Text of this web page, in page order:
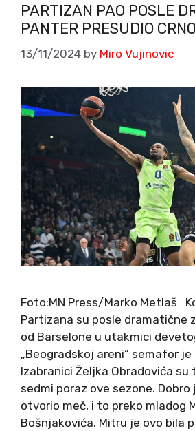
PARTIZAN PAO POSLE
PANTER PRESUDIO
13/11/2024 by Miro Vujinovic
Foto:MN Press/Marko Metlaš
Partizana su posle dramatične
od Barselone u utakmici
„Beogradskoj areni“ semafor je
Izabranici Željka Obradovića su
sedmi poraz ove sezone. Dobro
otvorio meč, i to preko mladog
Bošnjakovića. Mitru je ovo bila